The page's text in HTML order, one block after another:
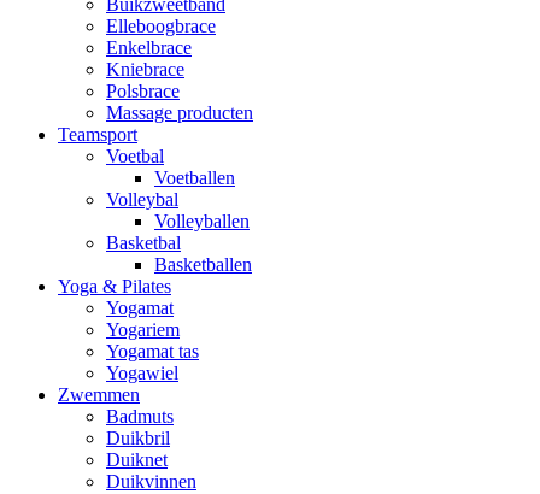
Buikzweetband
Elleboogbrace
Enkelbrace
Kniebrace
Polsbrace
Massage producten
Teamsport
Voetbal
Voetballen
Volleybal
Volleyballen
Basketbal
Basketballen
Yoga & Pilates
Yogamat
Yogariem
Yogamat tas
Yogawiel
Zwemmen
Badmuts
Duikbril
Duiknet
Duikvinnen